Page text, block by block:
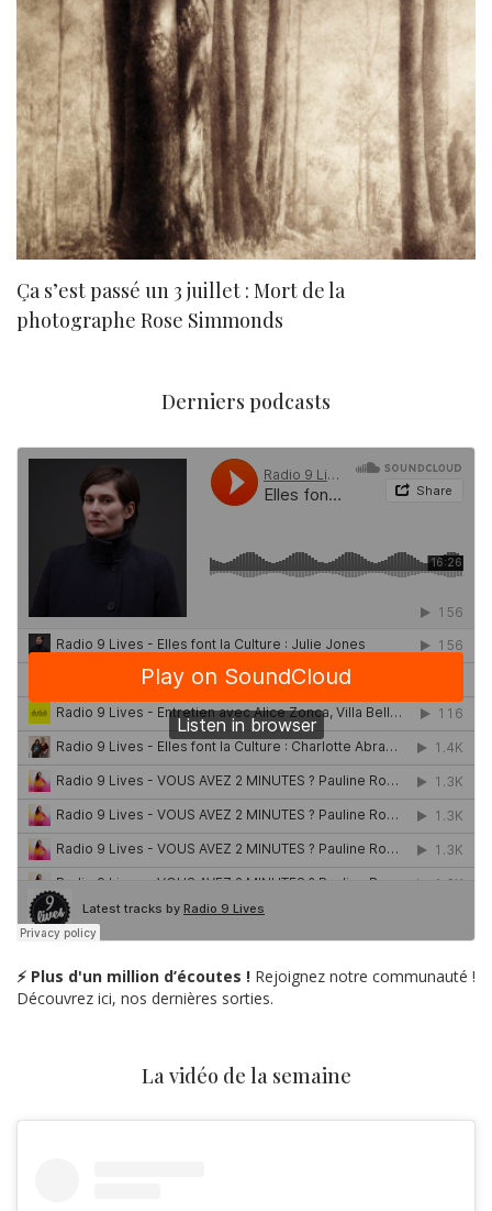
Ça s’est passé un 3 juillet : Mort de la
photographe Rose Simmonds
Derniers podcasts
⚡ Plus d'un million d’écoutes ! Rejoignez notre communauté !
Découvrez ici, nos dernières sorties.
La vidéo de la semaine